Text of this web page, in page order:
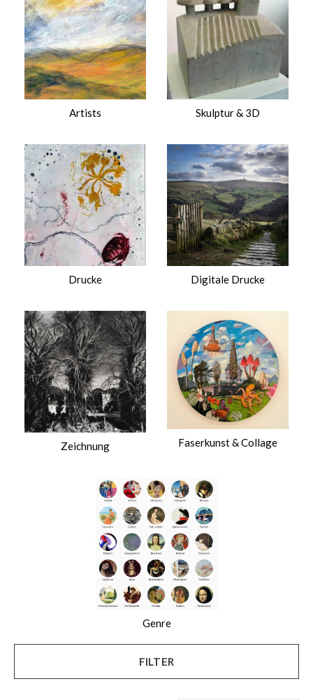
Artists Skulptur & 3D
Drucke Digitale Drucke
Zeichnung Faserkunst & Collage
Genre
FILTER